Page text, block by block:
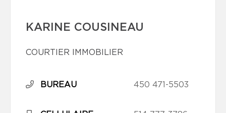
KARINE COUSINEAU
COURTIER IMMOBILIER
BUREAU 450 471-5503